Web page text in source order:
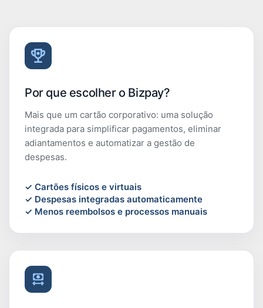
Por que escolher o Bizpay?
Mais que um cartão corporativo: uma solução
integrada para simplificar pagamentos, eliminar
adiantamentos e automatizar a gestão de
despesas.
✓ Cartões físicos e virtuais
✓ Despesas integradas automaticamente
✓ Menos reembolsos e processos manuais